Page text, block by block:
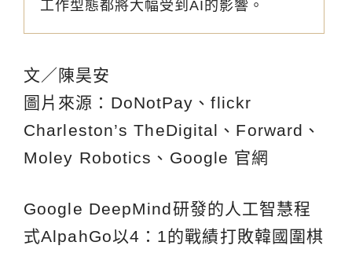
工作型態都將大幅受到AI的影響。
文／陳昊安
圖片來源：DoNotPay、flickr
Charleston’s TheDigital、Forward、
Moley Robotics、Google 官網
Google DeepMind研發的人工智慧程
式AlpahGo以4：1的戰績打敗韓國圍棋